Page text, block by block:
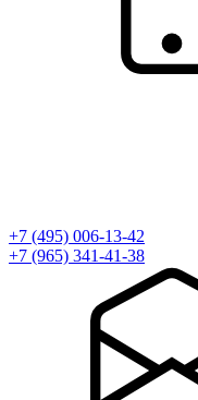
+7 (495) 006-13-42
+7 (965) 341-41-38